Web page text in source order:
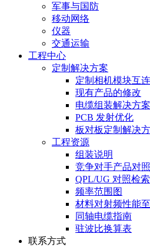
军事与国防
移动网络
仪器
交通运输
工程中心
定制解决方案
定制相机模块互
现有产品的修改
电缆组装解决方案
PCB 发射优化
板对板定制解决
工程资源
组装说明
竞争对手产品对照
QPL/UG 对照检索
频率范围图
材料对射频性能
同轴电缆指南
驻波比换算表
联系方式